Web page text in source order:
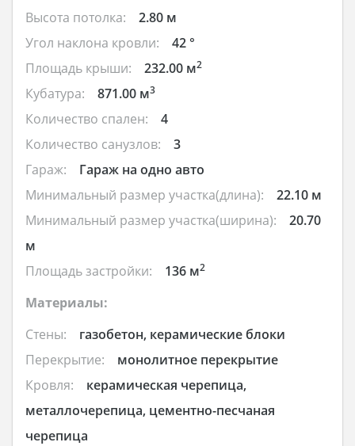
Высота потолка:
2.80 м
Угол наклона кровли:
42 °
Площадь крыши:
232.00 м2
Кубатура: 871.00 м3
Количество спален:
4
Количество санузлов:
3
Гараж:
Гараж на одно авто
Минимальный размер участка(длина):
22.10 м
Минимальный размер участка(ширина):
20.70
м
Площадь застройки:
136 м2
Материалы:
Стены:
газобетон, керамические блоки
Перекрытие:
монолитное перекрытие
Кровля:
керамическая черепица,
металлочерепица, цементно-песчаная
черепица